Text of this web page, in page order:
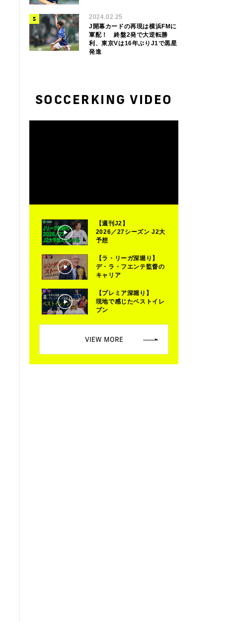
2024.02.25
J開幕カードの再現は横浜FMに
軍配！ 終盤2発で大逆転勝
利、東京Vは16年ぶりJ1で黒星
発進
SOCCERKING VIDEO
【週刊J2】
2026／27シーズン J2大
予想
【ラ・リーガ深堀り】
デ・ラ・フエンテ監督の
キャリア
【プレミア深堀り】
現地で感じたベストイレ
ブン
VIEW MORE